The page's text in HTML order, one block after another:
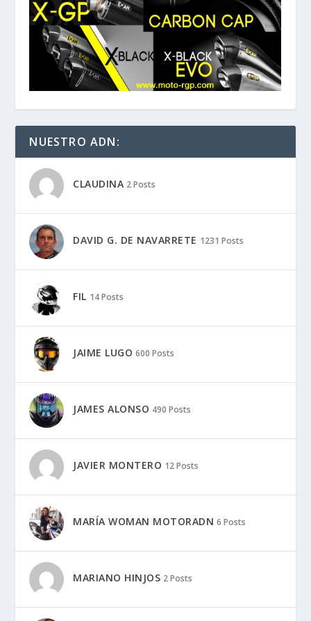
NUESTRO ADN:
CLAUDINA 2 Posts
DAVID G. DE NAVARRETE 1231 Posts
FIL 14 Posts
JAIME LUGO 600 Posts
JAMES ALONSO 490 Posts
JAVIER MONTERO 12 Posts
MARÍA WOMAN MOTORADN 6 Posts
MARIANO HINJOS 2 Posts